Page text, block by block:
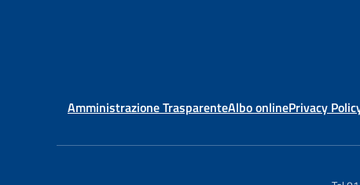
Amministrazione TrasparenteAlbo onlinePrivacy